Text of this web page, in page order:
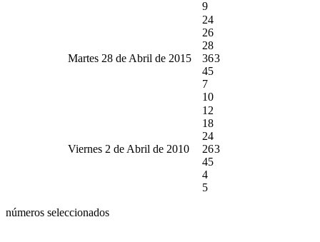
9
Martes 28 de Abril de 2015
24
26
28
36
45
7
10
3
Viernes 2 de Abril de 2010
12
18
24
26
45
4
5
3
números seleccionados